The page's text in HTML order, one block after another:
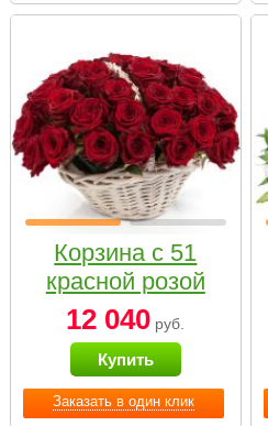
Заказать в один клик
Корзина с 51
красной розой
12 040 руб.
Купить